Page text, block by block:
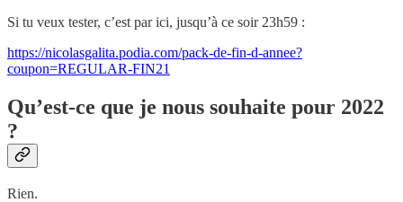
Si tu veux tester, c’est par ici, jusqu’à ce soir 23h59 :
https://nicolasgalita.podia.com/pack-de-fin-d-annee?
coupon=REGULAR-FIN21
Qu’est-ce que je nous souhaite pour 2022
?
Rien.